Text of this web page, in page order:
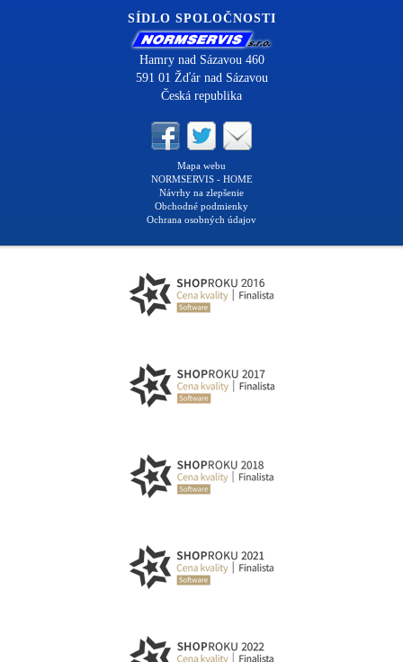
SÍDLO SPOLOČNOSTI
Hamry nad Sázavou 460
591 01 Žďár nad Sázavou
Česká republika
Mapa webu
NORMSERVIS - HOME
Návrhy na zlepšenie
Obchodné podmienky
Ochrana osobných údajov